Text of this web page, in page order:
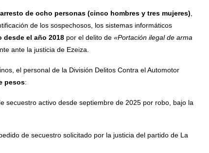
arresto de ocho personas (cinco hombres y tres mujeres)
de los sospechosos, los sistemas informáticos
desde el año 2018por el delito de «Portación ilegal de arma
ante la justicia de Ezeiza.
el personal de la División Delitos Contra el Automotor
pesos:
secuestro activo desde septiembre de 2025 por robo, bajo la
de secuestro solicitado por la justicia del partido de La